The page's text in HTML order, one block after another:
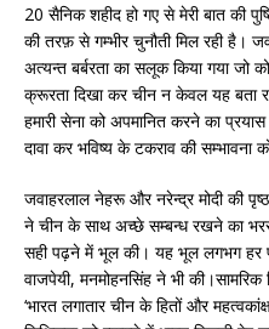
20 सैनिक शहीद हो गए से मेरी बात की
की तरफ़ से गम्भीर चुनौती मिल रही है।
अत्यन्त बर्बरता का सलूक किया गया जो
क्रूरता दिखा कर चीन न केवल यह बता
हमारी सेना को अपमानित करने का
दावा कर भविष्य के टकराव की सम्भावना
जवाहरलाल नेहरू और नरेन्द्र मोदी की
ने चीन के साथ अच्छे सम्बन्ध रखने का
सही पढ़ने में भूल की। यह भूल लगभग हर
वाजपेयी, मनमोहनसिंह ने भी की।सामरिक
‘भारत लगातार चीन के हितों और